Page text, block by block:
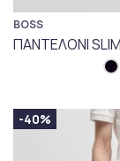
BOSS
ΠΑΝΤΕΛΟΝΙ
-40%